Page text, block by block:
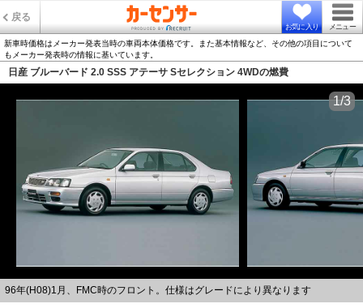
戻る
お気に入り メニュー
新車時価格はメーカー発表当時の車両本体価格です。また基本情報など、その他の項目について
もメーカー発表時の情報に基いています。
日産 ブルーバード 2.0 SSS アテーサ Sセレクション 4WDの燃費
96年(H08)1月、FMC時のフロント。仕様はグレードにより異なります
1/3